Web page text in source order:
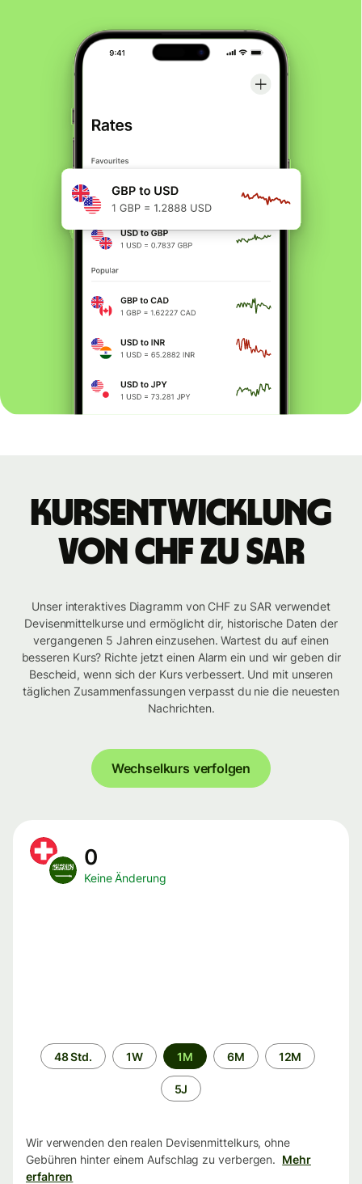
Kursentwicklung
von CHF zu SAR
Unser interaktives Diagramm von CHF zu SAR verwendet
Devisenmittelkurse und ermöglicht dir, historische Daten der
vergangenen 5 Jahren einzusehen. Wartest du auf einen
besseren Kurs? Richte jetzt einen Alarm ein und wir geben dir
Bescheid, wenn sich der Kurs verbessert. Und mit unseren
täglichen Zusammenfassungen verpasst du nie die neuesten
Nachrichten.
Wechselkurs verfolgen
0
Keine Änderung
Zeitraum
48 Std. 1W 1M 6M 12M
5J
Wir verwenden den realen Devisenmittelkurs, ohne
Gebühren hinter einem Aufschlag zu verbergen. Mehr
erfahren